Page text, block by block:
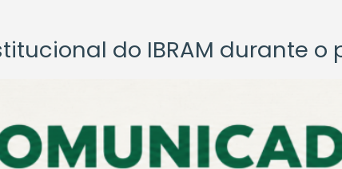
do IBRAM durante o